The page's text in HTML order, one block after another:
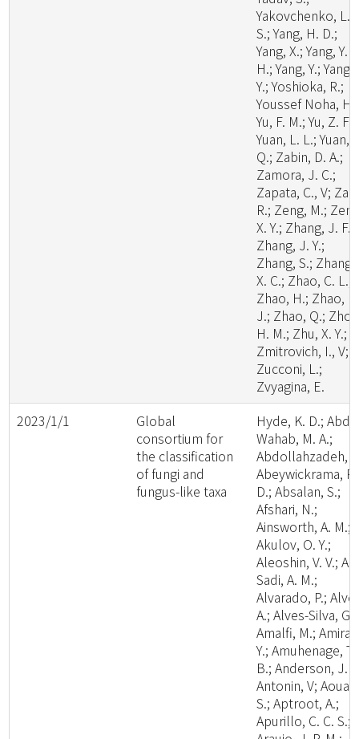
Yakovchenko, L.
S.; Yang, H. D.;
Yang, X.; Yang, Y.
H.; Yang, Y.; Yang,
Y.; Yoshioka, R.;
Youssef Noha, H.;
Yu, F. M.; Yu, Z. F.;
Yuan, L. L.; Yuan,
Q.; Zabin, D. A.;
Zamora, J. C.;
Zapata, C., V;
R.; Zeng, M.;
X. Y.; Zhang, J. F.;
Zhang, J. Y.;
Zhang, S.; Zhang,
X. C.; Zhao, C. L.;
Zhao, H.; Zhao,
J.; Zhao, Q.;
H. M.; Zhu, X. Y.;
Zmitrovich, I., V;
Zucconi, L.;
Zvyagina, E.
2023/1/1
Global
consortium for
the classification
of fungi and
fungus-like taxa
Hyde, K. D.;
Wahab, M. A.;
Abdollahzadeh,
Abeywickrama, P.
D.; Absalan, S.;
Afshari, N.;
Ainsworth, A. M.;
Akulov, O. Y.;
Aleoshin, V. V.; Al-
Sadi, A. M.;
Alvarado, P.;
A.; Alves-Silva, G.;
Amalfi, M.; Amira,
Y.; Amuhenage, T.
B.; Anderson, J.
Antonin, V; Aouali,
S.; Aptroot, A.;
Apurillo, C. C. S.;